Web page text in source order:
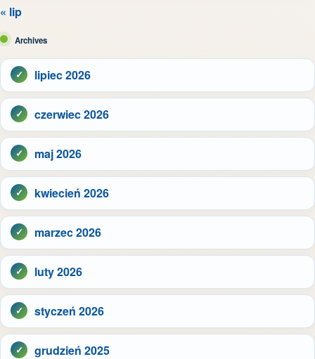
« lip
Archives
lipiec 2026
czerwiec 2026
maj 2026
kwiecień 2026
marzec 2026
luty 2026
styczeń 2026
grudzień 2025